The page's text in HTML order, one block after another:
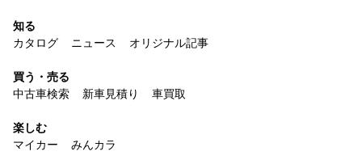
知る
カタログ
ニュース オリジナル記事
買う・売る
中古車検索
新車見積り 車買取
楽しむ
マイカー
みんカラ